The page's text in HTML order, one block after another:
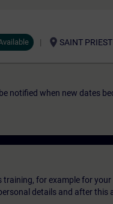
location_on SAINT PRIEST
notified when new dates
for example for
details and after this